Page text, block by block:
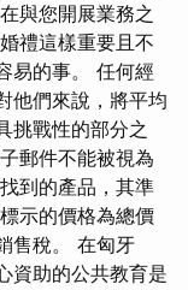
與您開展業務之
禮這樣重要且不
易的事。 任何經
他們來說，將平均
挑戰性的部分之
郵件不能被視為
到的產品，其準
示的價格為總價
售稅。 在匈牙
資助的公共教育是